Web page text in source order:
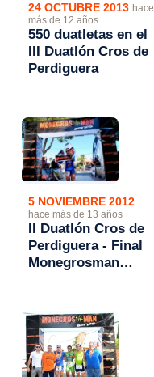
24 OCTUBRE 2013 hace
más de 12 años
550 duatletas en el
III Duatlón Cros de
Perdiguera
5 NOVIEMBRE 2012
hace más de 13 años
II Duatlón Cros de
Perdiguera - Final
Monegrosman